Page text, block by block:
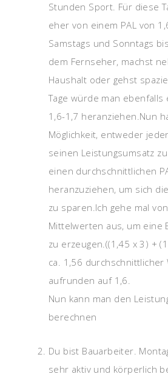
Stunden Sport. Für diese
eher von einem PAL von
Samstags und Sonntags
dem Fernseher, machst
Haushalt oder gehst
Tage würde man ebenfalls
1,6-1,7 heranziehen.Nun
Möglichkeit, entweder
seinen Leistungsumsatz
einen durchschnittlichen
heranzuziehen, um sich
zu sparen.Ich gehe mal
Mittelwerten aus, um eine
zu erzeugen.((1,45 x 3) +
ca. 1,56 durchschnittlicher
aufrunden auf 1,6.
Nun kann man den
berechnen
Du bist Bauarbeiter.
sehr aktiv und körperlich